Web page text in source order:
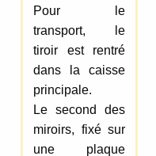
Pour le
transport, le
tiroir est rentré
dans la caisse
principale.
Le second des
miroirs, fixé sur
une plaque